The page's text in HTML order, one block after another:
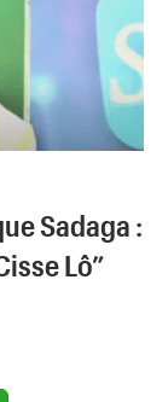
Sadaga :
Lô”